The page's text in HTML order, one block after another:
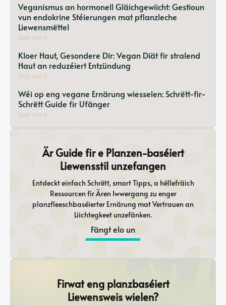
Veganismus an hormonell Gläichgewiicht: Gestioun
vun endokrine Stéierungen mat pflanzleche
Liewensmëttel
Kloer Haut, Gesondere Dir: Vegan Diät fir stralend
Haut an reduzéiert Entzündung
Wéi op eng vegane Ernärung wiesselen: Schrëtt-fir-
Schrëtt Guide fir Ufänger
Är Guide fir e Planzen-baséiert
Liewensstil unzefangen
Entdeckt einfach Schrëtt, smart Tipps, a hëllefräich
Ressourcen fir Ären Iwwergang zu enger
planzfleeschbaséierter Ernärung mat Vertrauen an
Liichtegkeet unzefänken.
Fängt elo un
Firwat eng planzbaséiert
Liewensweis wielen?